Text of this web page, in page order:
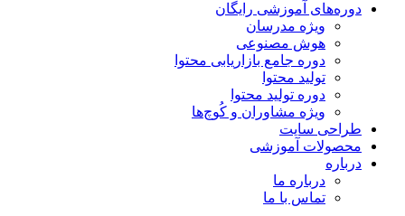
دوره‌های آموزشی رایگان
ویژه مدرسان
هوش مصنوعی
دوره جامع بازاریابی محتوا
تولید محتوا
دوره تولید محتوا
ویژه مشاوران و کُوچ‌ها
طراحی سایت
محصولات آموزشی
درباره
درباره ما
تماس با ما